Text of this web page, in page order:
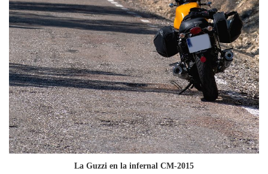
La Guzzi en la infernal CM-2015